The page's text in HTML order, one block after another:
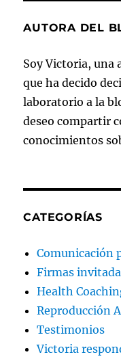
AUTORA DEL
Soy Victoria, una
que ha decido
laboratorio a la
deseo compartir
conocimientos
CATEGORÍAS
Comunicación
Firmas
Health
Reproducción
Testimonios
Victoria